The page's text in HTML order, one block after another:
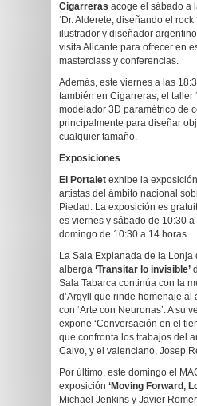
Cigarreras acoge el sábado a
‘Dr. Alderete, diseñando el rock
ilustrador y diseñador
visita Alicante para ofrecer en
masterclass y conferencias.
Además, este viernes a las
también en Cigarreras, el taller
modelador 3D paramétrico de
principalmente para diseñar
cualquier tamaño.
Exposiciones
El Portalet exhibe la
artistas del ámbito nacional
Piedad. La exposición es
es viernes y sábado de 10:30
domingo de 10:30 a 14 horas.
La Sala Explanada de la Lonja
alberga ‘Transitar lo invisible’
Sala Tabarca continúa con la
d’Argyll que rinde homenaje al
con ‘Arte con Neuronas’. A su
expone ‘Conversación en el
que confronta los trabajos del
Calvo, y el valenciano, Josep
Por último, este domingo el
exposición ‘Moving Forward,
Michael Jenkins y Javier